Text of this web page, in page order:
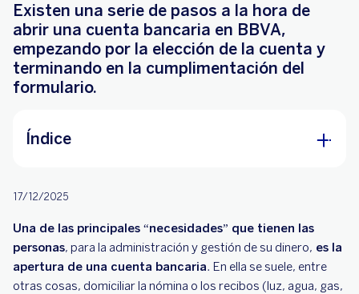
Existen una serie de pasos a la hora de
abrir una cuenta bancaria en BBVA,
empezando por la elección de la cuenta y
terminando en la cumplimentación del
formulario.
Índice
BBVA
¿Cuáles son las cuentas bancarias disponibles
en BBVA?
17/12/2025
Una de las principales “necesidades” que tienen las
personas, para la administración y gestión de su dinero, es la
apertura de una cuenta bancaria. En ella se suele, entre
otras cosas, domiciliar la nómina o los recibos (luz, agua, gas,